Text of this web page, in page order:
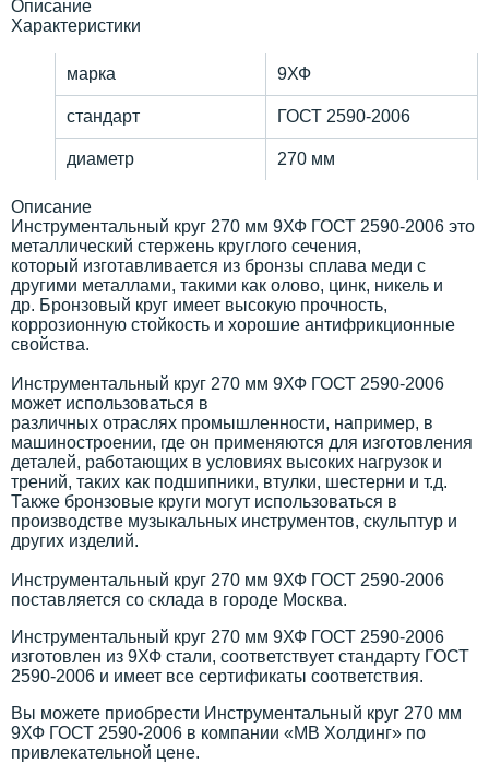
Описание
Характеристики
марка 9ХФ
стандарт ГОСТ 2590-2006
диаметр 270 мм
Описание
Инструментальный круг 270 мм 9ХФ ГОСТ 2590-2006 это
металлический стержень круглого сечения,
который изготавливается из бронзы сплава меди с
другими металлами, такими как олово, цинк, никель и
др. Бронзовый круг имеет высокую прочность,
коррозионную стойкость и хорошие антифрикционные
свойства.
Инструментальный круг 270 мм 9ХФ ГОСТ 2590-2006
может использоваться в
различных отраслях промышленности, например, в
машиностроении, где он применяются для изготовления
деталей, работающих в условиях высоких нагрузок и
трений, таких как подшипники, втулки, шестерни и т.д.
Также бронзовые круги могут использоваться в
производстве музыкальных инструментов, скульптур и
других изделий.
Инструментальный круг 270 мм 9ХФ ГОСТ 2590-2006
поставляется со склада в городе Москва.
Инструментальный круг 270 мм 9ХФ ГОСТ 2590-2006
изготовлен из 9ХФ стали, соответствует стандарту ГОСТ
2590-2006 и имеет все сертификаты соответствия.
Вы можете приобрести Инструментальный круг 270 мм
9ХФ ГОСТ 2590-2006 в компании «МВ Холдинг» по
привлекательной цене.